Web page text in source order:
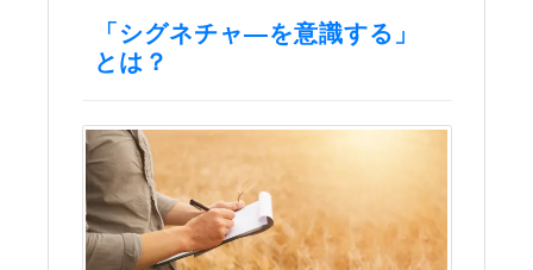
「シグネチャ―を意識する」
とは？